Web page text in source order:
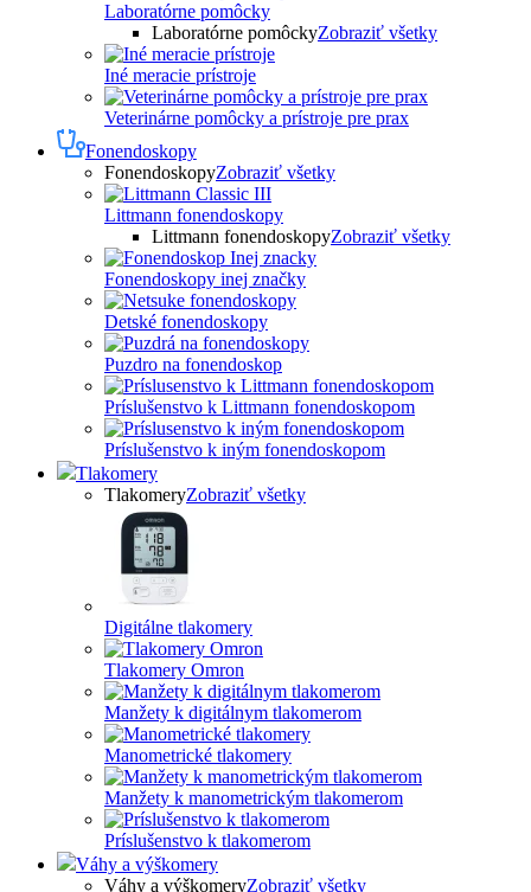
Laboratórne pomôcky
Laboratórne pomôckyZobraziť všetky
Iné meracie prístroje
Veterinárne pomôcky a prístroje pre prax
Fonendoskopy
FonendoskopyZobraziť všetky
Littmann fonendoskopy
Littmann fonendoskopyZobraziť všetky
Fonendoskopy inej značky
Detské fonendoskopy
Puzdro na fonendoskop
Príslušenstvo k Littmann fonendoskopom
Príslušenstvo k iným fonendoskopom
Tlakomery
TlakomeryZobraziť všetky
Digitálne tlakomery
Tlakomery Omron
Manžety k digitálnym tlakomerom
Manometrické tlakomery
Manžety k manometrickým tlakomerom
Príslušenstvo k tlakomerom
Váhy a výškomery
Váhy a výškomeryZobraziť všetky